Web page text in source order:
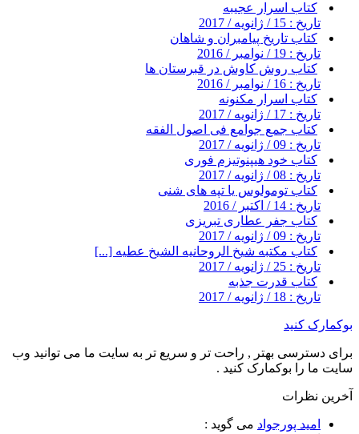
کتاب اسرار عجیبه
تاریخ : 15 / ژانویه / 2017
کتاب تاریخ پیامبران و شاهان
تاریخ : 19 / نوامبر / 2016
کتاب روش کاوش در قبرستان ها
تاریخ : 16 / نوامبر / 2016
کتاب اسرار مکنونه
تاریخ : 17 / ژانویه / 2017
کتاب جمع جوامع فی اصول الفقه
تاریخ : 09 / ژانویه / 2017
کتاب خود هیپنوتیزم فوری
تاریخ : 08 / ژانویه / 2017
کتاب تومولوس یا تپه های شنی
تاریخ : 14 / اکتبر / 2016
کتاب جفر عطاری تبریزی
تاریخ : 09 / ژانویه / 2017
کتاب مکتبه شیخ الروحانیه الشیخ عطیه [...]
تاریخ : 25 / ژانویه / 2017
کتاب قدرت جذبه
تاریخ : 18 / ژانویه / 2017
بوکمارک کنید
برای دسترسی بهتر , راحت تر و سریع تر به سایت ما می توانید وب
سایت ما را بوکمارک کنید .
آخرین نظرات
امید پورجواد می گوید :